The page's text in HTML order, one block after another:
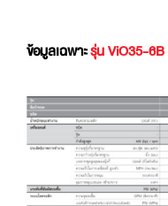
ข้อมูลเฉพาะรุ่น ViO35-6B